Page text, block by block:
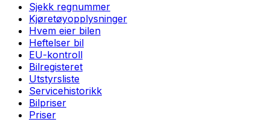
Sjekk regnummer
Kjøretøyopplysninger
Hvem eier bilen
Heftelser bil
EU-kontroll
Bilregisteret
Utstyrsliste
Servicehistorikk
Bilpriser
Priser